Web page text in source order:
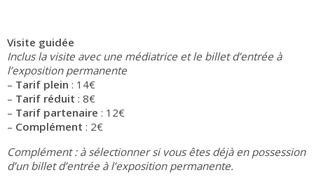
Visite guidée
Inclus la visite avec une médiatrice et le billet d’entrée à
l’exposition permanente
– Tarif plein : 14€
– Tarif réduit : 8€
– Tarif partenaire : 12€
– Complément : 2€
Complément : à sélectionner si vous êtes déjà en possession
d’un billet d’entrée à l’exposition permanente.